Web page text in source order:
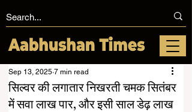
सिल्वर की लगातार निखरती चमक सितंबर
में सवा लाख पार, और इसी साल डेढ़ लाख
Sep 13, 2025 7 min read